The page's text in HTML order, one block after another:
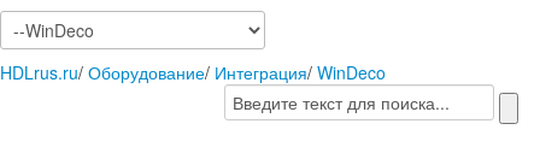
HDLrus.ru/ Оборудование/ Интеграция/ WinDeco